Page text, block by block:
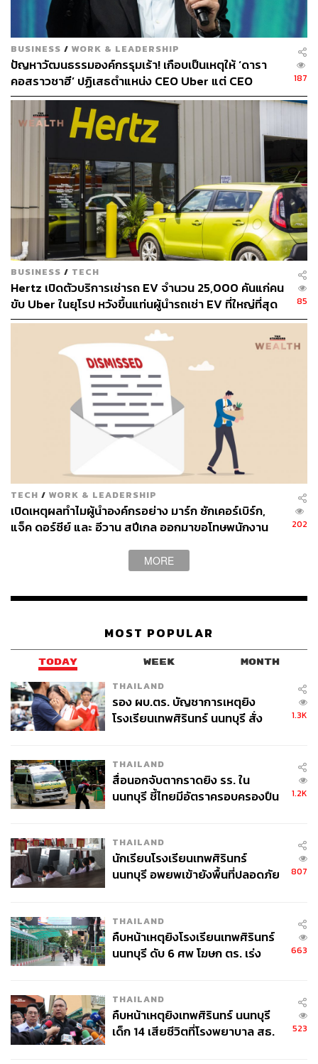
BUSINESS / WORK & LEADERSHIP
ปัญหาวัฒนธรรมองค์กรรุมเร้า! เกือบเป็นเหตุให้ ‘ดารา
คอสราวชาฮี’ ปฏิเสธตำแหน่ง CEO Uber แต่ CEO
Spotify โน้มน้าวให้เปลี่ยนใจ ชี้การเติบโตต้องเจอ
อุปสรรค
187
BUSINESS / TECH
Hertz เปิดตัวบริการเช่ารถ EV จำนวน 25,000 คันแก่คน
ขับ Uber ในยุโรป หวังขึ้นแท่นผู้นำรถเช่า EV ที่ใหญ่ที่สุด
ในโลก
85
TECH / WORK & LEADERSHIP
เปิดเหตุผลทำไมผู้นำองค์กรอย่าง มาร์ก ซักเคอร์เบิร์ก,
แจ็ค ดอร์ซีย์ และ อีวาน สปีเกล ออกมาขอโทษพนักงาน
202
MORE
MOST POPULAR
TODAY WEEK MONTH
THAILAND
รอง ผบ.ตร. บัญชาการเหตุยิง
โรงเรียนเทพศิรินทร์ นนทบุรี สั่ง
1.3K
THAILAND
สื่อนอกจับตากราดยิง รร. ใน
นนทบุรี ชี้ไทยมีอัตราครอบครองปืน
1.2K
THAILAND
นักเรียนโรงเรียนเทพศิรินทร์
นนทบุรี อพยพเข้ายังพื้นที่ปลอดภัย
807
THAILAND
คืบหน้าเหตุยิงโรงเรียนเทพศิรินทร์
นนทบุรี ดับ 6 ศพ โฆษก ตร. เร่ง
663
THAILAND
คืบหน้าเหตุยิงเทพศิรินทร์ นนทบุรี
เด็ก 14 เสียชีวิตที่โรงพยาบาล สธ.
523